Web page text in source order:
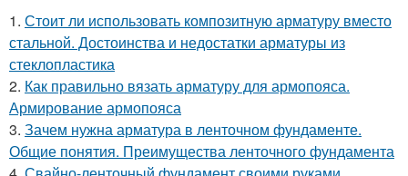
1. Стоит ли использовать композитную арматуру вместо
стальной. Достоинства и недостатки арматуры из
стеклопластика
2. Как правильно вязать арматуру для армопояса.
Армирование армопояса
3. Зачем нужна арматура в ленточном фундаменте.
Общие понятия. Преимущества ленточного фундамента